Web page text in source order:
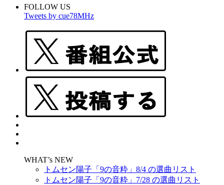
FOLLOW US
Tweets by cue78MHz
WHAT’s NEW
トムセン陽子「9の音粋」8/4 の選曲リスト
トムセン陽子「9の音粋」7/28 の選曲リスト